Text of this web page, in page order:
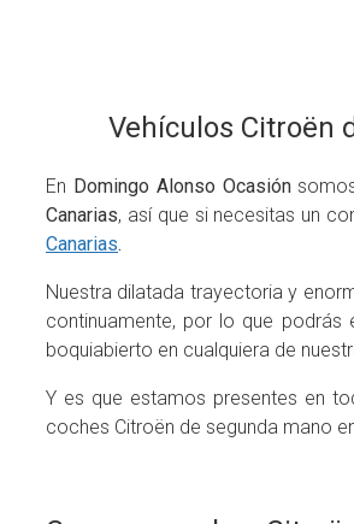
Vehículos Citroën
En Domingo Alonso Ocasión
Canarias, así que si necesitas un
Canarias.
Nuestra dilatada trayectoria y
continuamente, por lo que
boquiabierto en cualquiera de
Y es que estamos presentes en
coches Citroën de segunda mano